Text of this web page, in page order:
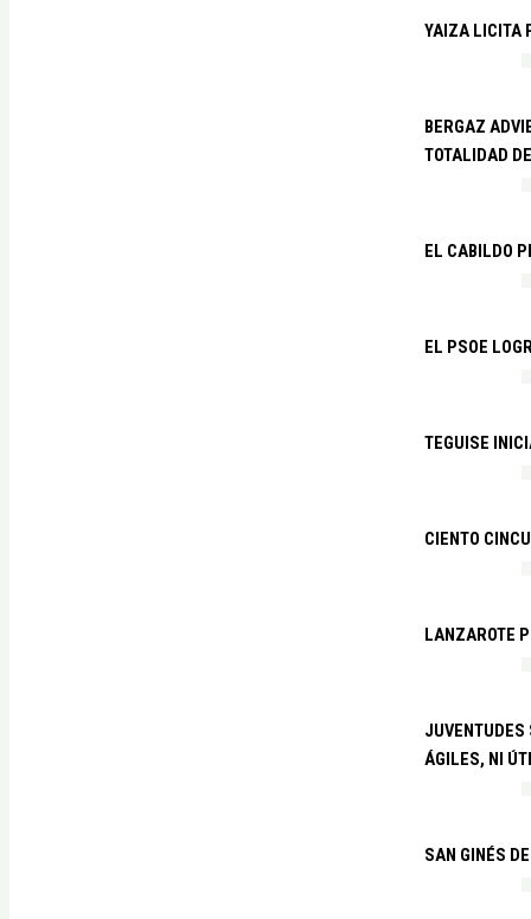
YAIZA LICITA
BERGAZ
TOTALIDAD
EL CABILDO
EL PSOE
TEGUISE
CIENTO
LANZAROTE
JUVENTUDES
ÁGILES, NI
SAN GINÉS